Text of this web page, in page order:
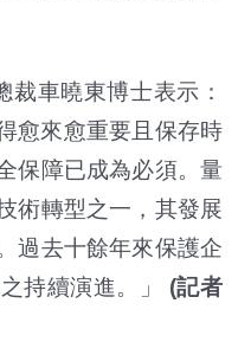
車曉東博士表示：
愈來愈重要且保存時
保障已成為必須。量
術轉型之一，其發展
過去十餘年來保護企
持續演進。」
(記者